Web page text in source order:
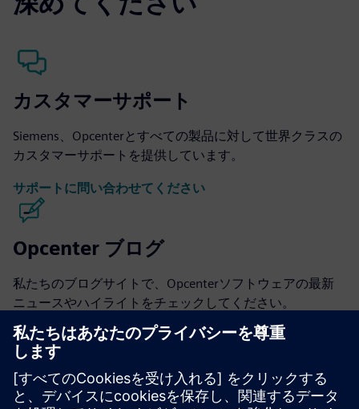
カスタマーサポート
Siemens、Opcenterとすべての製品に対して世界クラスの
カスタマーサポートを提供しています。
サポートに問い合わせてください
Opcenter ブログ
私たちのブログサイトで、Opcenterソフトウェアの最新
ニュースやハイライトをチェックしてください。
ブログをご覧ください
Opcenterコミュニティー